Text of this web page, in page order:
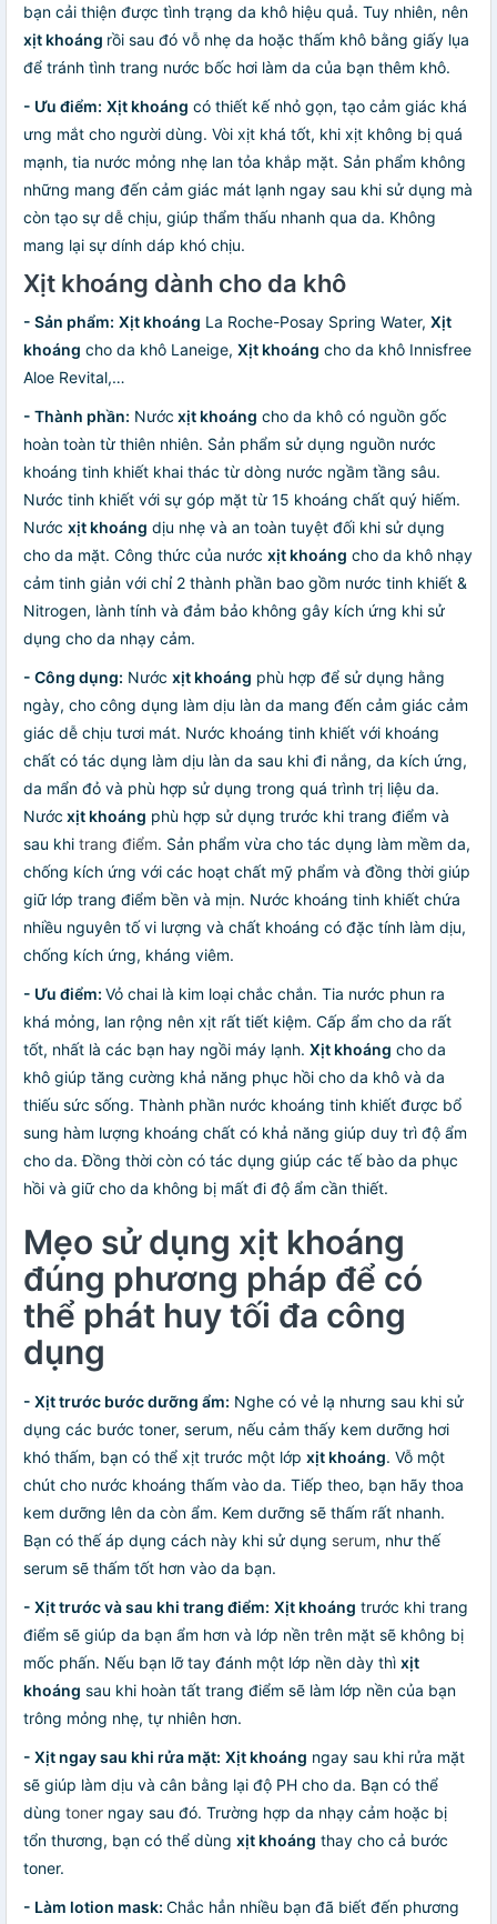
bạn cải thiện được tình trạng da khô hiệu quả. Tuy nhiên, nên
xịt khoáng rồi sau đó vỗ nhẹ da hoặc thấm khô bằng giấy lụa
để tránh tình trang nước bốc hơi làm da của bạn thêm khô.
- Ưu điểm: Xịt khoáng có thiết kế nhỏ gọn, tạo cảm giác khá
ưng mắt cho người dùng. Vòi xịt khá tốt, khi xịt không bị quá
mạnh, tia nước mỏng nhẹ lan tỏa khắp mặt. Sản phẩm không
những mang đến cảm giác mát lạnh ngay sau khi sử dụng mà
còn tạo sự dễ chịu, giúp thẩm thấu nhanh qua da. Không
mang lại sự dính dáp khó chịu.
Xịt khoáng dành cho da khô
- Sản phẩm: Xịt khoáng La Roche-Posay Spring Water, Xịt
khoáng cho da khô Laneige, Xịt khoáng cho da khô Innisfree
Aloe Revital,…
- Thành phần: Nước xịt khoáng cho da khô có nguồn gốc
hoàn toàn từ thiên nhiên. Sản phẩm sử dụng nguồn nước
khoáng tinh khiết khai thác từ dòng nước ngầm tầng sâu.
Nước tinh khiết với sự góp mặt từ 15 khoáng chất quý hiếm.
Nước xịt khoáng dịu nhẹ và an toàn tuyệt đối khi sử dụng
cho da mặt. Công thức của nước xịt khoáng cho da khô nhạy
cảm tinh giản với chỉ 2 thành phần bao gồm nước tinh khiết &
Nitrogen, lành tính và đảm bảo không gây kích ứng khi sử
dụng cho da nhạy cảm.
- Công dụng: Nước xịt khoáng phù hợp để sử dụng hằng
ngày, cho công dụng làm dịu làn da mang đến cảm giác cảm
giác dễ chịu tươi mát. Nước khoáng tinh khiết với khoáng
chất có tác dụng làm dịu làn da sau khi đi nắng, da kích ứng,
da mẩn đỏ và phù hợp sử dụng trong quá trình trị liệu da.
Nước xịt khoáng phù hợp sử dụng trước khi trang điểm và
sau khi trang điểm. Sản phẩm vừa cho tác dụng làm mềm da,
chống kích ứng với các hoạt chất mỹ phẩm và đồng thời giúp
giữ lớp trang điểm bền và mịn. Nước khoáng tinh khiết chứa
nhiều nguyên tố vi lượng và chất khoáng có đặc tính làm dịu,
chống kích ứng, kháng viêm.
- Ưu điểm: Vỏ chai là kim loại chắc chắn. Tia nước phun ra
khá mỏng, lan rộng nên xịt rất tiết kiệm. Cấp ẩm cho da rất
tốt, nhất là các bạn hay ngồi máy lạnh. Xịt khoáng cho da
khô giúp tăng cường khả năng phục hồi cho da khô và da
thiếu sức sống. Thành phần nước khoáng tinh khiết được bổ
sung hàm lượng khoáng chất có khả năng giúp duy trì độ ẩm
cho da. Đồng thời còn có tác dụng giúp các tế bào da phục
hồi và giữ cho da không bị mất đi độ ẩm cần thiết.
Mẹo sử dụng xịt khoáng
đúng phương pháp để có
thể phát huy tối đa công
dụng
- Xịt trước bước dưỡng ẩm: Nghe có vẻ lạ nhưng sau khi sử
dụng các bước toner, serum, nếu cảm thấy kem dưỡng hơi
khó thấm, bạn có thể xịt trước một lớp xịt khoáng. Vỗ một
chút cho nước khoáng thấm vào da. Tiếp theo, bạn hãy thoa
kem dưỡng lên da còn ẩm. Kem dưỡng sẽ thấm rất nhanh.
Bạn có thế áp dụng cách này khi sử dụng serum, như thế
serum sẽ thấm tốt hơn vào da bạn.
- Xịt trước và sau khi trang điểm: Xịt khoáng trước khi trang
điểm sẽ giúp da bạn ẩm hơn và lớp nền trên mặt sẽ không bị
mốc phấn. Nếu bạn lỡ tay đánh một lớp nền dày thì xịt
khoáng sau khi hoàn tất trang điểm sẽ làm lớp nền của bạn
trông mỏng nhẹ, tự nhiên hơn.
- Xịt ngay sau khi rửa mặt: Xịt khoáng ngay sau khi rửa mặt
sẽ giúp làm dịu và cân bằng lại độ PH cho da. Bạn có thể
dùng toner ngay sau đó. Trường hợp da nhạy cảm hoặc bị
tổn thương, bạn có thể dùng xịt khoáng thay cho cả bước
toner.
- Làm lotion mask: Chắc hẳn nhiều bạn đã biết đến phương